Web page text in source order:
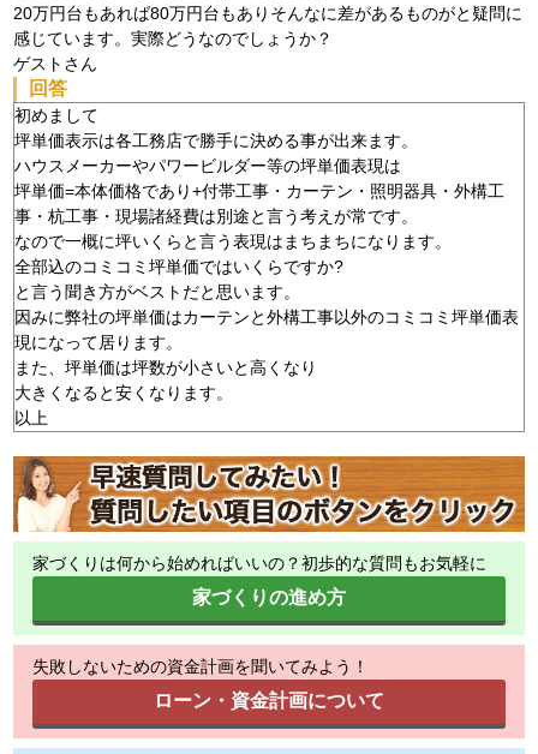
20万円台もあれば80万円台もありそんなに差があるものがと疑問に
感じています。実際どうなのでしょうか？
ゲストさん
回答
初めまして
坪単価表示は各工務店で勝手に決める事が出来ます。
ハウスメーカーやパワービルダー等の坪単価表現は
坪単価=本体価格であり+付帯工事・カーテン・照明器具・外構工
事・杭工事・現場諸経費は別途と言う考えが常です。
なので一概に坪いくらと言う表現はまちまちになります。
全部込のコミコミ坪単価ではいくらですか?
と言う聞き方がベストだと思います。
因みに弊社の坪単価はカーテンと外構工事以外のコミコミ坪単価表
現になって居ります。
また、坪単価は坪数が小さいと高くなり
大きくなると安くなります。
以上
家づくりは何から始めればいいの？初歩的な質問もお気軽に
家づくりの進め方
失敗しないための資金計画を聞いてみよう！
ローン・資金計画について